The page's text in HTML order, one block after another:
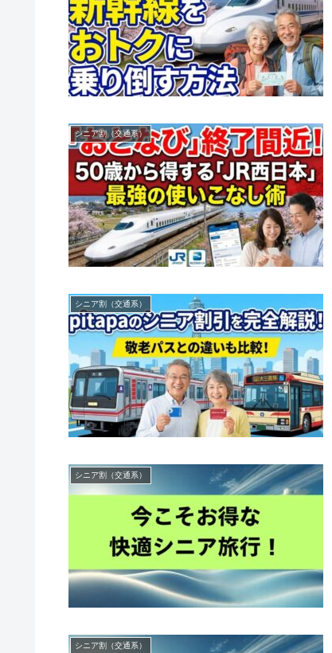
シニア割（交通系）
シニア割（交通系）
シニア割（交通系）
シニア割（交通系）